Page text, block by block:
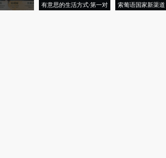
有意思的生活方式·第一对
索葡语国家新渠道